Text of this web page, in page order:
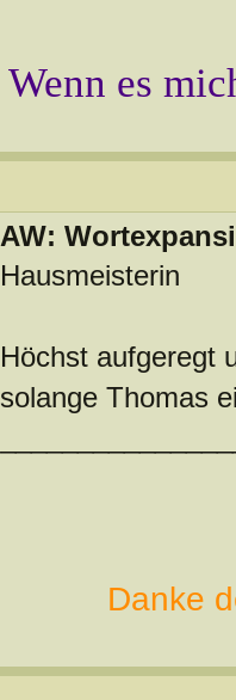
Wenn es
AW:
Hausmeisterin
Höchst aufgeregt
solange Thomas
Danke